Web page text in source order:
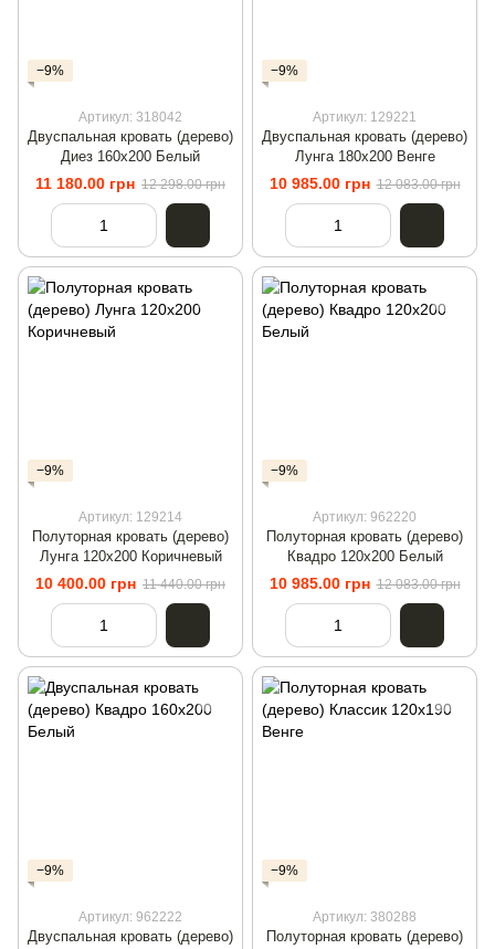
−9%
Артикул: 318042
Двуспальная кровать (дерево)
Диез 160х200 Белый
11 180.00 грн 12 298.00 грн
−9%
Артикул: 129221
Двуспальная кровать (дерево)
Лунга 180х200 Венге
10 985.00 грн 12 083.00 грн
−9%
Артикул: 129214
Полуторная кровать (дерево)
Лунга 120х200 Коричневый
10 400.00 грн 11 440.00 грн
−9%
Артикул: 962220
Полуторная кровать (дерево)
Квадро 120х200 Белый
10 985.00 грн 12 083.00 грн
−9%
Артикул: 962222
Двуспальная кровать (дерево)
−9%
Артикул: 380288
Полуторная кровать (дерево)